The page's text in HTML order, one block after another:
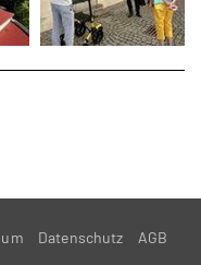
Datenschutz AGB